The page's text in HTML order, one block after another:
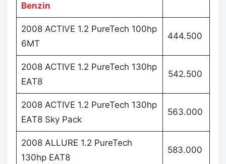
Benzin
2008 ACTIVE 1.2 PureTech 100hp
6MT
444.500
2008 ACTIVE 1.2 PureTech 130hp
EAT8
542.500
2008 ACTIVE 1.2 PureTech 130hp
EAT8 Sky Pack
563.000
2008 ALLURE 1.2 PureTech
130hp EAT8
583.000